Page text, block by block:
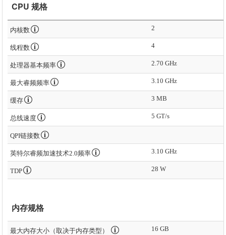
CPU 规格
内核数 2
线程数 4
处理器基本频率 2.70 GHz
最大睿频频率 3.10 GHz
缓存 3 MB
总线速度 5 GT/s
QPI链接数
英特尔睿频加速技术2.0频率 3.10 GHz
TDP 28 W
内存规格
最大内存大小（取决于内存类型） 16 GB